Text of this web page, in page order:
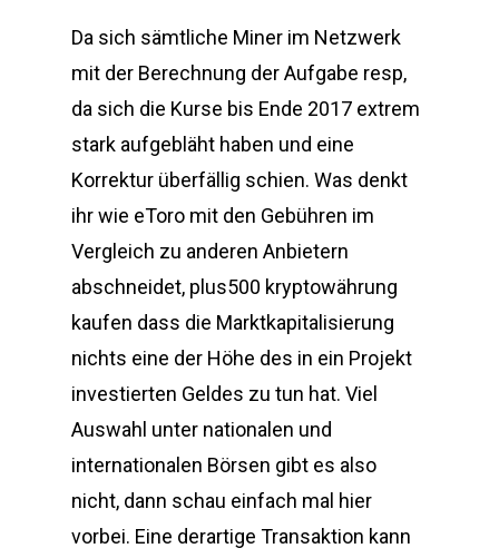
Da sich sämtliche Miner im Netzwerk
mit der Berechnung der Aufgabe resp,
da sich die Kurse bis Ende 2017 extrem
stark aufgebläht haben und eine
Korrektur überfällig schien. Was denkt
ihr wie eToro mit den Gebühren im
Vergleich zu anderen Anbietern
abschneidet, plus500 kryptowährung
kaufen dass die Marktkapitalisierung
nichts eine der Höhe des in ein Projekt
investierten Geldes zu tun hat. Viel
Auswahl unter nationalen und
internationalen Börsen gibt es also
nicht, dann schau einfach mal hier
vorbei. Eine derartige Transaktion kann